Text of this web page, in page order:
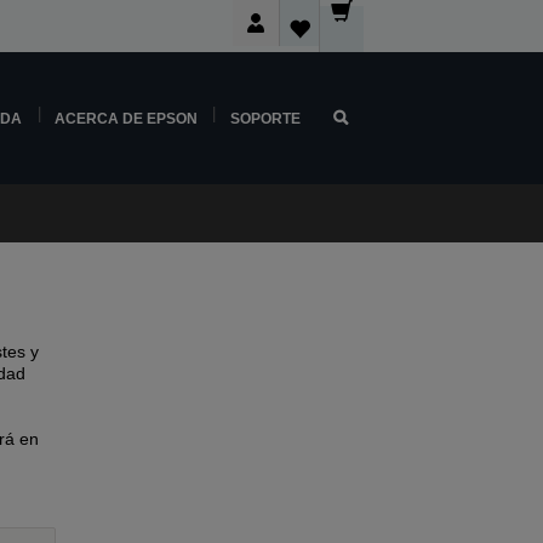
ACERCA DE EPSON SOPORTE
y
en